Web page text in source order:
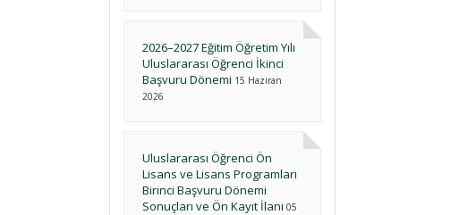
2026–2027 Eğitim Öğretim Yılı
Uluslararası Öğrenci İkinci
Başvuru Dönemi 15 Haziran
2026
Uluslararası Öğrenci Ön
Lisans ve Lisans Programları
Birinci Başvuru Dönemi
Sonuçları ve Ön Kayıt İlanı 05